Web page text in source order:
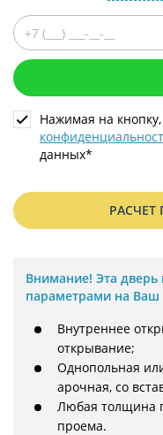
Нажимая на
данных*
Внимание! Эта
параметрами на Ваш
Внутреннее
открывание;
Однопольная
арочная, со
Любая толщина
проема.